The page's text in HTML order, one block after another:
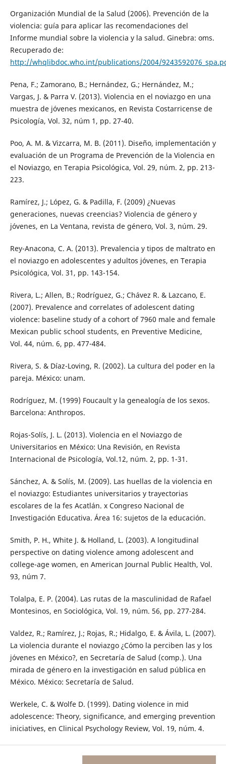
Organización Mundial de la Salud (2006). Prevención de la
violencia: guía para aplicar las recomendaciones del
Informe mundial sobre la violencia y la salud. Ginebra: oms.
Recuperado de:
http://whqlibdoc.who.int/publications/2004/
Pena, F.; Zamorano, B.; Hernández, G.; Hernández, M.;
Vargas, J. & Parra V. (2013). Violencia en el noviazgo en una
muestra de jóvenes mexicanos, en Revista Costarricense de
Psicología, Vol. 32, núm 1, pp. 27-40.
Poo, A. M. & Vizcarra, M. B. (2011). Diseño, implementación y
evaluación de un Programa de Prevención de la Violencia en
el Noviazgo, en Terapia Psicológica, Vol. 29, núm. 2, pp. 213-
223.
Ramírez, J.; López, G. & Padilla, F. (2009) ¿Nuevas
generaciones, nuevas creencias? Violencia de género y
jóvenes, en La Ventana, revista de género, Vol. 3, núm. 29.
Rey-Anacona, C. A. (2013). Prevalencia y tipos de maltrato en
el noviazgo en adolescentes y adultos jóvenes, en Terapia
Psicológica, Vol. 31, pp. 143-154.
Rivera, L.; Allen, B.; Rodríguez, G.; Chávez R. & Lazcano, E.
(2007). Prevalence and correlates of adolescent dating
violence: baseline study of a cohort of 7960 male and female
Mexican public school students, en Preventive Medicine,
Vol. 44, núm. 6, pp. 477-484.
Rivera, S. & Díaz-Loving, R. (2002). La cultura del poder en la
pareja. México: unam.
Rodríguez, M. (1999) Foucault y la genealogía de los sexos.
Barcelona: Anthropos.
Rojas-Solís, J. L. (2013). Violencia en el Noviazgo de
Universitarios en México: Una Revisión, en Revista
Internacional de Psicología, Vol.12, núm. 2, pp. 1-31.
Sánchez, A. & Solís, M. (2009). Las huellas de la violencia en
el noviazgo: Estudiantes universitarios y trayectorias
escolares de la fes Acatlán. x Congreso Nacional de
Investigación Educativa. Área 16: sujetos de la educación.
Smith, P. H., White J. & Holland, L. (2003). A longitudinal
perspective on dating violence among adolescent and
college-age women, en American Journal Public Health, Vol.
93, núm 7.
Tolalpa, E. P. (2004). Las rutas de la masculinidad de Rafael
Montesinos, en Sociológica, Vol. 19, núm. 56, pp. 277-284.
Valdez, R.; Ramírez, J.; Rojas, R.; Hidalgo, E. & Ávila, L. (2007).
La violencia durante el noviazgo ¿Cómo la perciben las y los
jóvenes en México?, en Secretaría de Salud (comp.). Una
mirada de género en la investigación en salud pública en
México. México: Secretaría de Salud.
Werkele, C. & Wolfe D. (1999). Dating violence in mid
adolescence: Theory, significance, and emerging prevention
iniciatives, en Clinical Psychology Review, Vol. 19, núm. 4.